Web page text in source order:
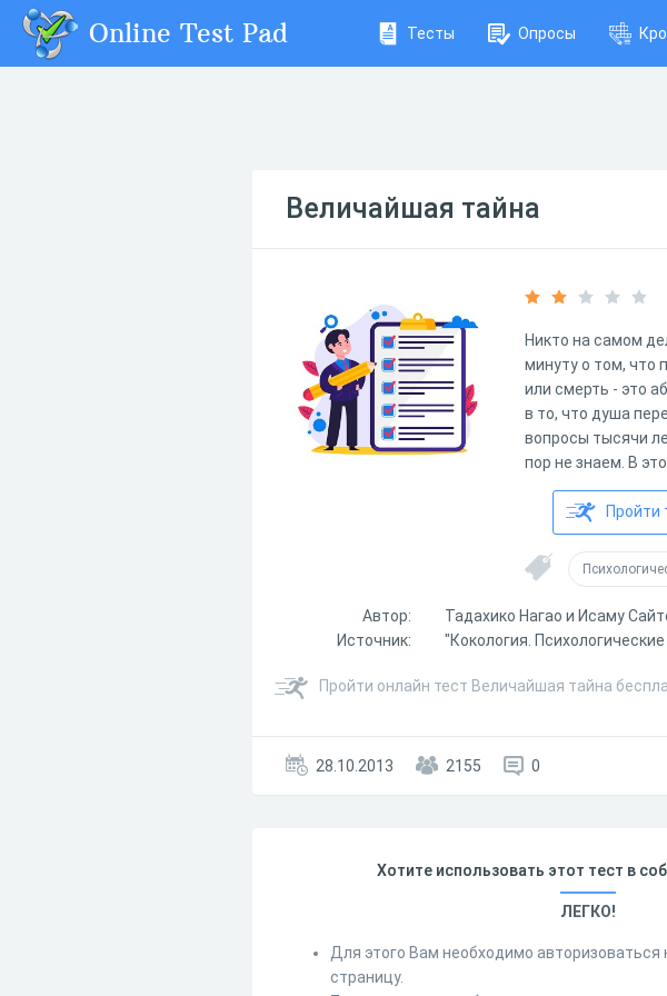
Online Test Pad Тесты Опросы
Величайшая тайна
Никто на самом
минуту о том, что
или смерть - это
в то, что душа
вопросы тысячи
пор не знаем. В
Пройти
Автор:
Тадахико Нагао и Исаму
Источник:
"Кокология.
Пройти онлайн тест Величайшая тайна
28.10.2013 2155 0
Хотите использовать этот тест в
ЛЕГКО!
Для этого Вам необходимо авторизоваться
страницу.